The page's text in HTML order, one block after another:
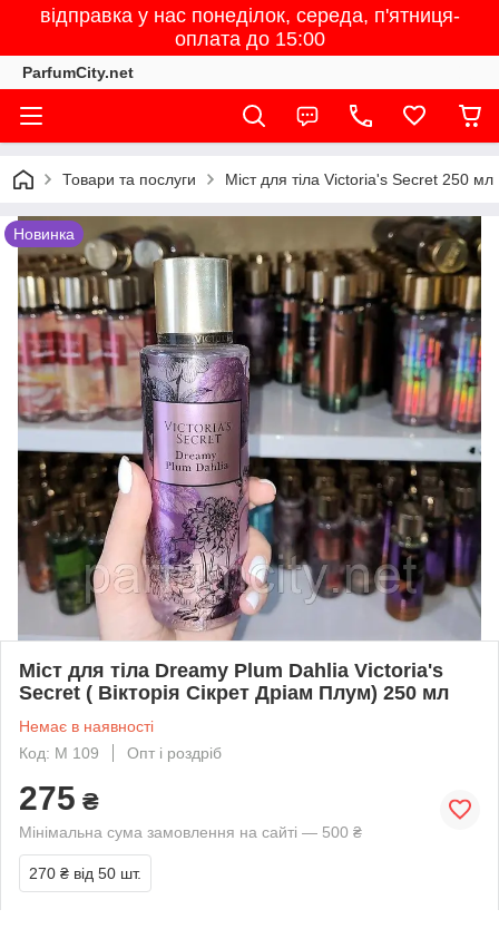
відправка у нас понеділок, середа, п'ятниця-
оплата до 15:00
ParfumCity.net
Товари та послуги Міст для тіла Victoria's Secret 250 мл
Новинка
Міст для тіла Dreamy Plum Dahlia Victoria's
Secret ( Вікторія Сікрет Дріам Плум) 250 мл
Немає в наявності
Код: М 109
Опт і роздріб
275 ₴
Мінімальна сума замовлення на сайті — 500 ₴
270 ₴ від 50 шт.